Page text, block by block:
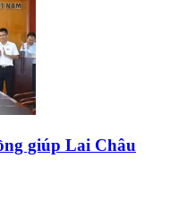
giúp Lai Châu